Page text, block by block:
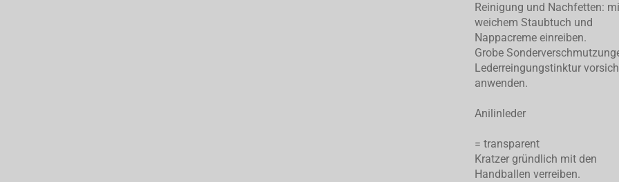
Reinigung und Nachfetten:
weichem Staubtuch und
Nappacreme einreiben.
Grobe
Lederreingungstinktur
anwenden.
Anilinleder
= transparent
Kratzer gründlich mit den
Handballen verreiben.